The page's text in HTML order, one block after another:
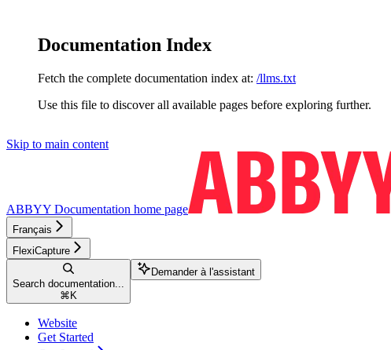
Documentation Index
Fetch the complete documentation index at: /llms.txt
Use this file to discover all available pages before exploring further.
Skip to main content
ABBYY Documentation home page
Français
FlexiCapture
Search documentation...
⌘ K
Demander à l'assistant
Website
Get Started